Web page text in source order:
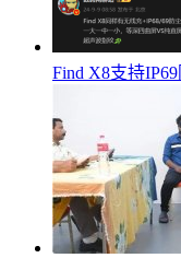
Find X8支持